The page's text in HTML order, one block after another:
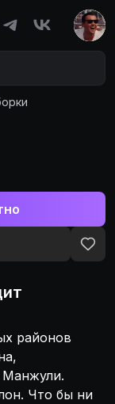
районов
Манжули.
Что бы ни